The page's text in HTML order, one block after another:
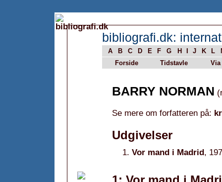
bibliografi.dk:
A B C D E F G H J K L
Forside
Tidstavle Via
BARRY NORMAN
Se mere om forfatteren på:
Udgivelser
Vor mand i Madrid,